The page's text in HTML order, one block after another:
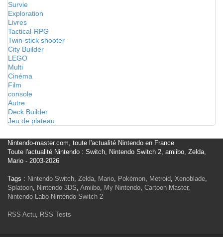
Survie
Exploration
Livres
Tactical-RPG
Twin-stick shooter
City Builder
LEGO
Multi
Cinéma
Film
console
Autre
Deck Builder
Jeu de plateau
Nintendo-master.com, toute l'actualité Nintendo en France
Toute l'actualité Nintendo : Switch, Nintendo Switch 2, amiibo, Zelda,
Mario - 2003-2026
Tags : Nintendo Switch, Zelda, Mario, Pokémon, Metroid, Xenoblade,
Splatoon, Nintendo 3DS, Amiibo, My Nintendo, Cartoon Master,
Nintendo Labo Nintendo Switch 2
RSS Actu, RSS Tests